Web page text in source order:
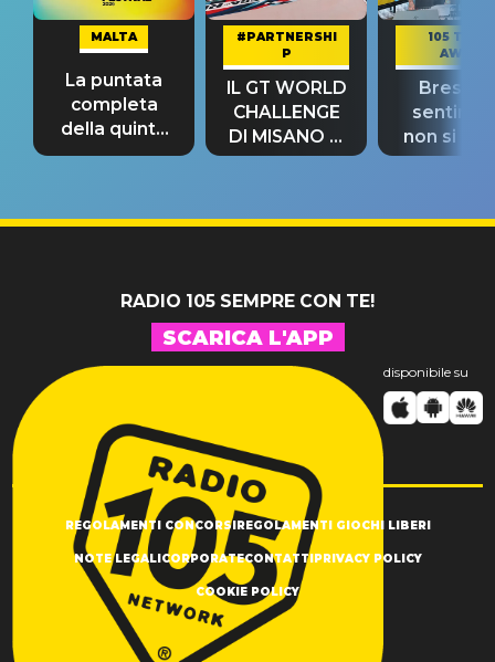
MALTA
La puntata
completa
della quinta
tappa
#PARTNERSHI
P
IL GT WORLD
CHALLENGE
DI MISANO si
riconferma
105 TAKE
AWAY
Bresh:
non si
fino alla
RADIO 105 SEMPRE CON TE!
SCARICA L'APP
disponibile su
REGOLAMENTI CONCORSIREGOLAMENTI GIOCHI LIBERI
NOTE LEGALICORPORATECONTATTIPRIVACY POLICY
COOKIE POLICY